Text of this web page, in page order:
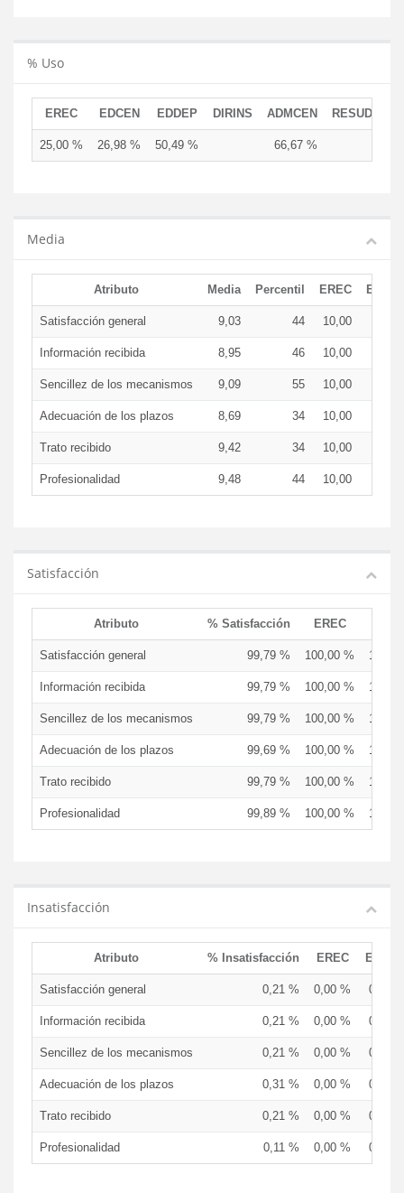
% Uso
EREC EDCEN EDDEP DIRINS ADMCEN RESUD
25,00 % 26,98 % 50,49 % 66,67 %
Media
Atributo Media Percentil EREC
Satisfacción general 9,03 44 10,00
Información recibida 8,95 46 10,00
Sencillez de los mecanismos 9,09 55 10,00
Adecuación de los plazos 8,69 34 10,00
Trato recibido 9,42 34 10,00
Profesionalidad 9,48 44 10,00
Satisfacción
Atributo % Satisfacción EREC
Satisfacción general 99,79 % 100,00 %
Información recibida 99,79 % 100,00 %
Sencillez de los mecanismos 99,79 % 100,00 %
Adecuación de los plazos 99,69 % 100,00 %
Trato recibido 99,79 % 100,00 %
Profesionalidad 99,89 % 100,00 %
Insatisfacción
Atributo % Insatisfacción EREC
Satisfacción general 0,21 % 0,00 % 0,00
Información recibida 0,21 % 0,00 % 0,00
Sencillez de los mecanismos 0,21 % 0,00 % 0,00
Adecuación de los plazos 0,31 % 0,00 % 0,00
Trato recibido 0,21 % 0,00 % 0,00
Profesionalidad 0,11 % 0,00 % 0,00